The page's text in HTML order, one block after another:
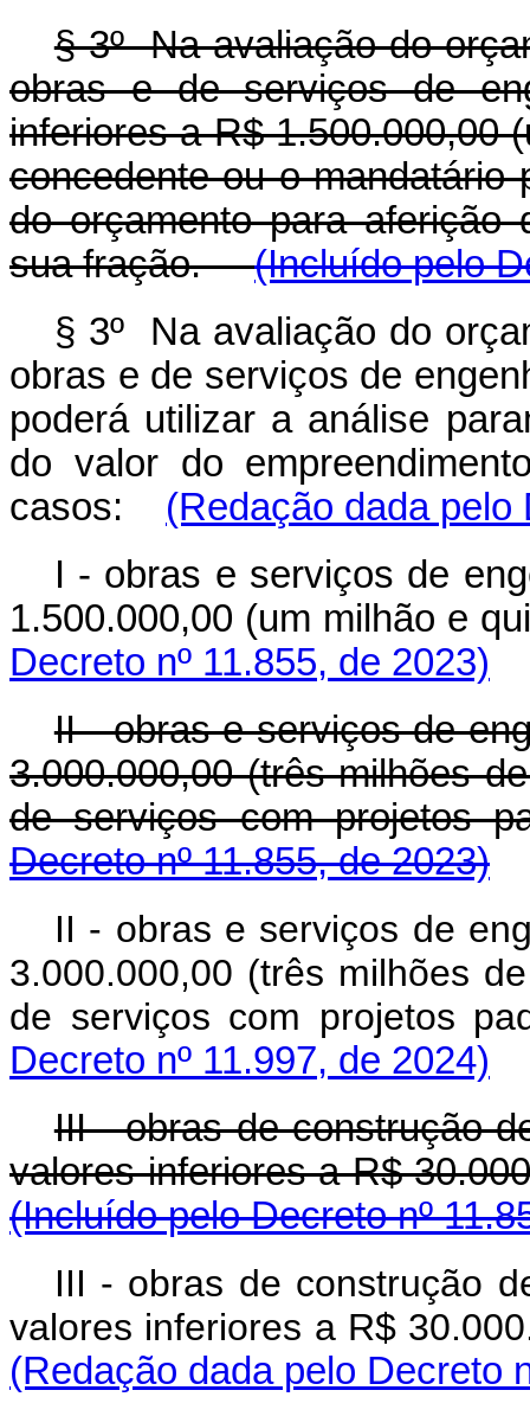
§ 3º Na avaliação do
obras e de serviços de
inferiores a R$ 1.500.000,00
concedente ou o mandatário
do orçamento para aferição
sua fração.(Incluído pelo
§ 3º Na avaliação do
obras e de serviços de
poderá utilizar a análise
do valor do
casos: (Redação dada pelo
I - obras e serviços de
1.500.000,00 (um milhão e
Decreto nº 11.855, de 2023)
II - obras e serviços de
3.000.000,00 (três milhões
de serviços com
Decreto nº 11.855, de 2023)
II - obras e serviços de
3.000.000,00 (três milhões
de serviços com projetos
Decreto nº 11.997, de 2024)
III - obras de construção
valores inferiores a R$
(Incluído pelo Decreto nº
III - obras de construção
valores inferiores a R$
(Redação dada pelo Decreto